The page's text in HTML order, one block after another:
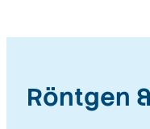
Röntgen